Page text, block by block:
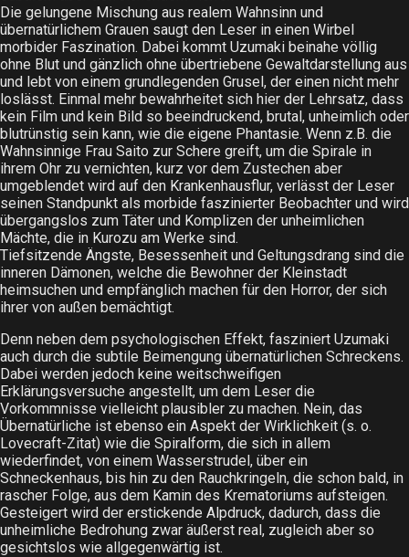
Die gelungene Mischung aus realem Wahnsinn und
übernatürlichem Grauen saugt den Leser in einen Wirbel
morbider Faszination. Dabei kommt Uzumaki beinahe völlig
ohne Blut und gänzlich ohne übertriebene Gewaltdarstellung aus
und lebt von einem grundlegenden Grusel, der einen nicht mehr
loslässt. Einmal mehr bewahrheitet sich hier der Lehrsatz, dass
kein Film und kein Bild so beeindruckend, brutal, unheimlich oder
blutrünstig sein kann, wie die eigene Phantasie. Wenn z.B. die
Wahnsinnige Frau Saito zur Schere greift, um die Spirale in
ihrem Ohr zu vernichten, kurz vor dem Zustechen aber
umgeblendet wird auf den Krankenhausflur, verlässt der Leser
seinen Standpunkt als morbide faszinierter Beobachter und wird
übergangslos zum Täter und Komplizen der unheimlichen
Mächte, die in Kurozu am Werke sind.
Tiefsitzende Ängste, Besessenheit und Geltungsdrang sind die
inneren Dämonen, welche die Bewohner der Kleinstadt
heimsuchen und empfänglich machen für den Horror, der sich
ihrer von außen bemächtigt.
Denn neben dem psychologischen Effekt, fasziniert Uzumaki
auch durch die subtile Beimengung übernatürlichen Schreckens.
Dabei werden jedoch keine weitschweifigen
Erklärungsversuche angestellt, um dem Leser die
Vorkommnisse vielleicht plausibler zu machen. Nein, das
Übernatürliche ist ebenso ein Aspekt der Wirklichkeit (s. o.
Lovecraft-Zitat) wie die Spiralform, die sich in allem
wiederfindet, von einem Wasserstrudel, über ein
Schneckenhaus, bis hin zu den Rauchkringeln, die schon bald, in
rascher Folge, aus dem Kamin des Krematoriums aufsteigen.
Gesteigert wird der erstickende Alpdruck, dadurch, dass die
unheimliche Bedrohung zwar äußerst real, zugleich aber so
gesichtslos wie allgegenwärtig ist.